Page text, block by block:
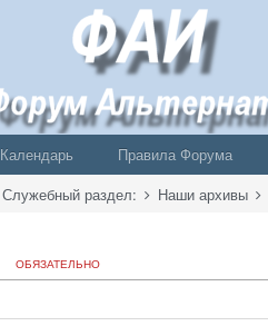
Календарь
Правила Форума
Служебный раздел: Наши архивы
ОБЯЗАТЕЛЬНО